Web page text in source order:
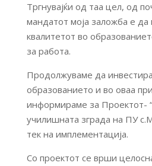
Тргнувајќи од таа цел, од
мандатот моја заложба е
квалитетот во
за работа.
Продолжуваме да
образованието и во оваа
информирамe за Проектот-
училишната зграда на ПУ
тек на имплементација.
Со проектот се врши